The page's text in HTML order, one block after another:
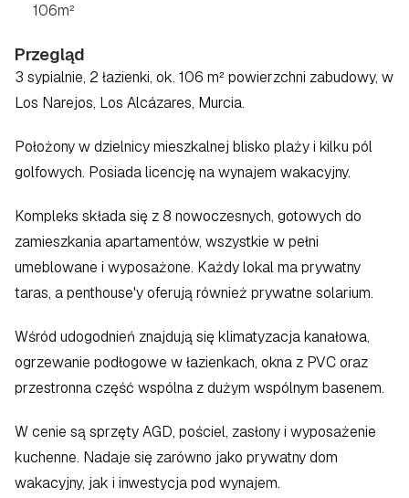
106m²
Przegląd
3 sypialnie, 2 łazienki, ok. 106 m² powierzchni zabudowy, w
Los Narejos, Los Alcázares, Murcia.
Położony w dzielnicy mieszkalnej blisko plaży i kilku pól
golfowych. Posiada licencję na wynajem wakacyjny.
Kompleks składa się z 8 nowoczesnych, gotowych do
zamieszkania apartamentów, wszystkie w pełni
umeblowane i wyposażone. Każdy lokal ma prywatny
taras, a penthouse'y oferują również prywatne solarium.
Wśród udogodnień znajdują się klimatyzacja kanałowa,
ogrzewanie podłogowe w łazienkach, okna z PVC oraz
przestronna część wspólna z dużym wspólnym basenem.
W cenie są sprzęty AGD, pościel, zasłony i wyposażenie
kuchenne. Nadaje się zarówno jako prywatny dom
wakacyjny, jak i inwestycja pod wynajem.